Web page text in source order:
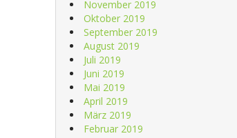
November 2019
Oktober 2019
September 2019
August 2019
Juli 2019
Juni 2019
Mai 2019
April 2019
März 2019
Februar 2019